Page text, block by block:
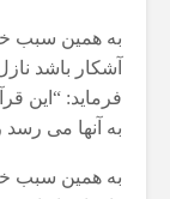
به همین سبب
فرماید: “این
به آنها می رسد
به همین سبب